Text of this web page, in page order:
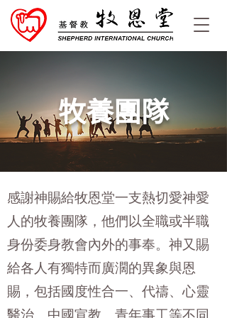
牧養團隊
感謝神賜給牧恩堂一支熱切愛神愛
人的牧養團隊，他們以全職或半職
身份委身教會內外的事奉。神又賜
給各人有獨特而廣濶的異象與恩
賜，包括國度性合一、代禱、心靈
醫治、中國宣教、青年事工等不同